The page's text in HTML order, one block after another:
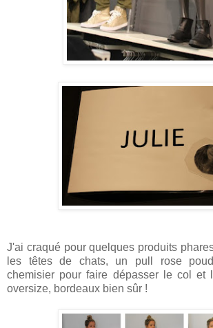
J'ai craqué pour quelques produits
les têtes de chats, un pull rose
chemisier pour faire dépasser le col et
oversize, bordeaux bien sûr !